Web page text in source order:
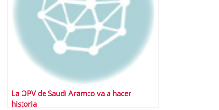
La OPV de Saudi Aramco va a hacer
historia